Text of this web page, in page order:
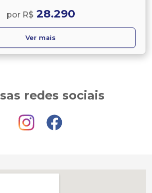
por R$ 28.290
Ver mais
redes sociais